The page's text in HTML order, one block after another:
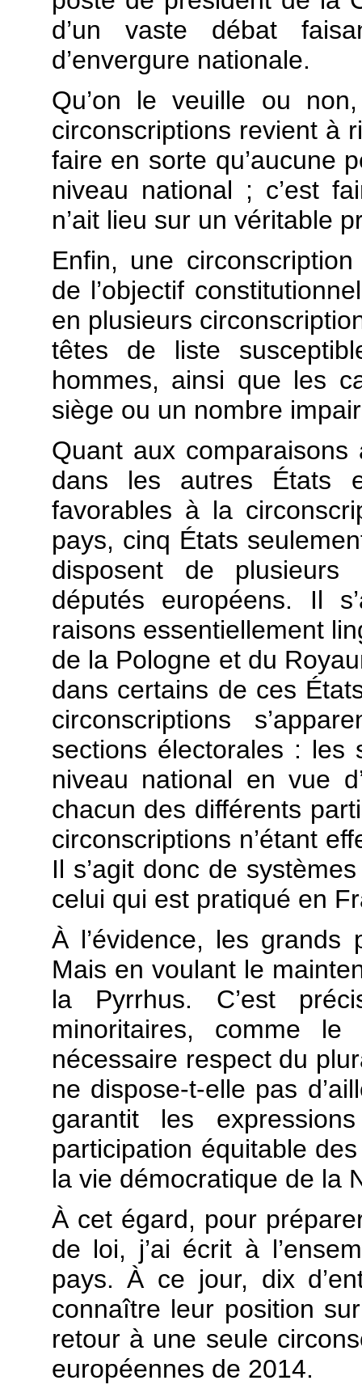
d’un vaste débat
d’envergure nationale.
Qu’on le veuille ou
circonscriptions revient à
faire en sorte qu’aucune
niveau national ; c’est
n’ait lieu sur un véritable
Enfin, une
de l’objectif
en plusieurs
têtes de liste
hommes, ainsi que les
siège ou un nombre
Quant aux
dans les autres États
favorables à la
pays, cinq États
disposent de plusieurs
députés européens. Il
raisons essentiellement
de la Pologne et du
dans certains de ces
circonscriptions
sections électorales : les
niveau national en vue
chacun des différents
circonscriptions n’étant
Il s’agit donc de
celui qui est pratiqué en
À l’évidence, les grands
Mais en voulant le
la Pyrrhus. C’est
minoritaires, comme
nécessaire respect du
ne dispose-t-elle pas
garantit les
participation équitable
la vie démocratique de la
À cet égard, pour
de loi, j’ai écrit à
pays. À ce jour, dix
connaître leur position
retour à une seule
européennes de 2014.